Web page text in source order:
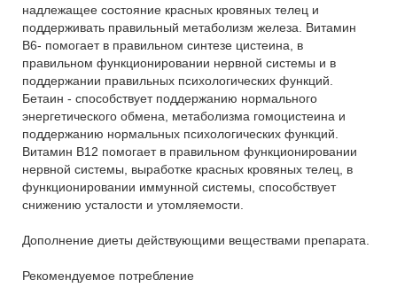
надлежащее состояние красных кровяных телец и
поддерживать правильный метаболизм железа. Витамин
B6- помогает в правильном синтезе цистеина, в
правильном функционировании нервной системы и в
поддержании правильных психологических функций.
Бетаин - способствует поддержанию нормального
энергетического обмена, метаболизма гомоцистеина и
поддержанию нормальных психологических функций.
Витамин B12 помогает в правильном функционировании
нервной системы, выработке красных кровяных телец, в
функционировании иммунной системы, способствует
снижению усталости и утомляемости.
Дополнение диеты действующими веществами препарата.
Рекомендуемое потребление